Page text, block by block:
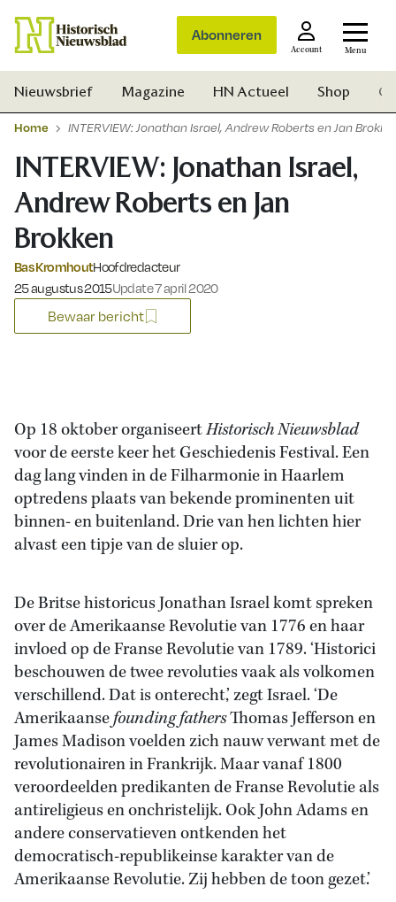
Abonneren
Account Menu
Nieuwsbrief Magazine HN Actueel Shop
Home INTERVIEW: Jonathan Israel, Andrew Roberts en Jan
INTERVIEW: Jonathan Israel,
Andrew Roberts en Jan
Brokken
Bas KromhoutHoofdredacteur
Gepubliceerd op:
25 augustus 2015Update 7 april 2020
Bewaar bericht
Op 18 oktober organiseertHistorisch Nieuwsblad
voor de eerste keer het Geschiedenis Festival. Een
dag lang vinden in de Filharmonie in Haarlem
optredens plaats van bekende prominenten uit
binnen- en buitenland. Drie van hen lichten hier
alvast een tipje van de sluier op.
De Britse historicus Jonathan Israel komt spreken
over de Amerikaanse Revolutie van 1776 en haar
invloed op de Franse Revolutie van 1789. ‘Historici
beschouwen de twee revoluties vaak als volkomen
verschillend. Dat is onterecht,’ zegt Israel. ‘De
Amerikaansefounding fathersThomas Jefferson en
James Madison voelden zich nauw verwant met de
revolutionairen in Frankrijk. Maar vanaf 1800
veroordeelden predikanten de Franse Revolutie als
antireligieus en onchristelijk. Ook John Adams en
andere conservatieven ontkenden het
democratisch-republikeinse karakter van de
Amerikaanse Revolutie. Zij hebben de toon gezet.’